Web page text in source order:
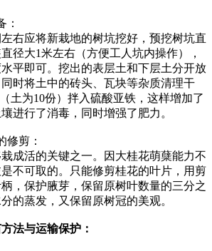
应将新栽地的树坑挖好，预挖树坑直
径大1米左右（方便工人坑内操作），
平即可。挖出的表层土和下层土分开放
时将土中的砖头、瓦块等杂质清理干
土为10份）拌入硫酸亚铁，这样增加了
进行了消毒，同时增强了肥力。
剪：
活的关键之一。因大桂花萌蘖能力不
不可取的。只能修剪桂花的叶片，用剪
，保护腋芽，保留原树叶数量的三分之
的蒸发，又保留原树冠的美观。
法与运输保护：